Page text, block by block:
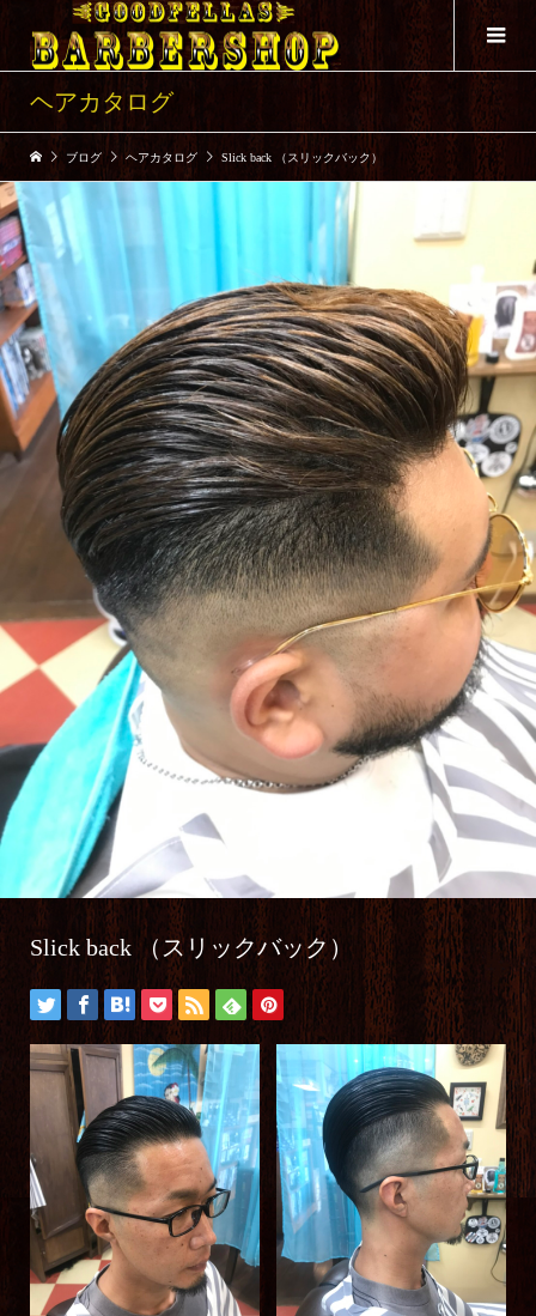
ヘアカタログ
ブログ ヘアカタログ Slick back （スリックバック）
Slick back （スリックバック）